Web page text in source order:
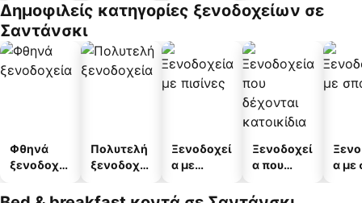
άτων
Δημοφιλείς κατηγορίες ξενοδοχείων σε
Σαντάνσκι
Φθηνά
ξενοδοχεί
Πολυτελή
ξενοδοχεί
Ξενοδοχεί
α με
Ξενοδοχεί
α που
κατοικίδι
α με